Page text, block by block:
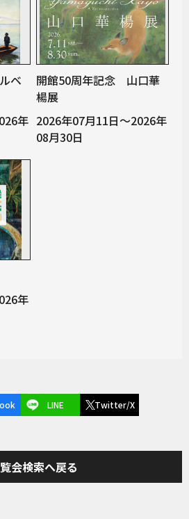
ベ
年
開館50周年記念 山口華
楊展
2026年07月11日～2026年
08月30日
年
LINE Twitter/X
会検索へ戻る